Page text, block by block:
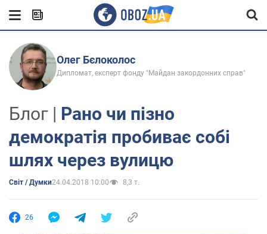
Олег Бєлоколос
Дипломат, експерт фонду "Майдан закордонних справ"
Блог | Рано чи пізно
демократія пробиває собі
шлях через вулицю
Світ / Думки24.04.2018 10:00 8,3 т.
26